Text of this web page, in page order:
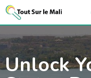
Aller
contenu
Unlock